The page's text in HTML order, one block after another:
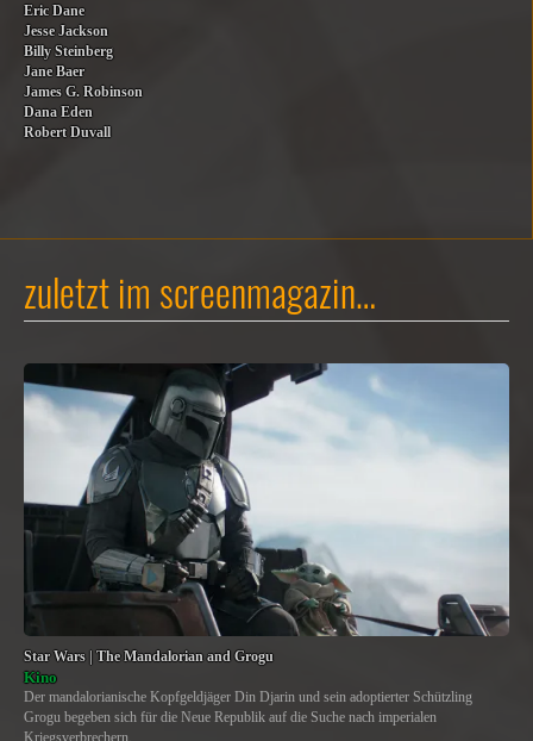
Eric Dane
Jesse Jackson
Billy Steinberg
Jane Baer
James G. Robinson
Dana Eden
Robert Duvall
zuletzt im screenmagazin…
Star Wars | The Mandalorian and Grogu
Kino
Der mandalorianische Kopfgeldjäger Din Djarin und sein adoptierter Schützling
Grogu begeben sich für die Neue Republik auf die Suche nach imperialen